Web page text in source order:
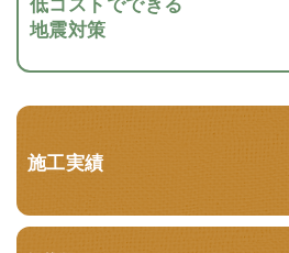
地震対策
施工実績